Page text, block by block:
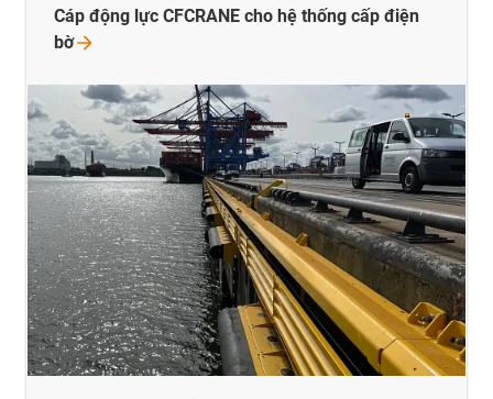
Cáp động lực CFCRANE cho hệ thống cấp điện
bờ